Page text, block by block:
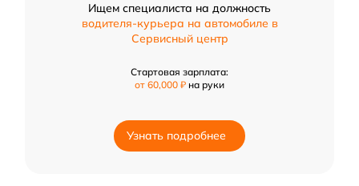
Ищем специалиста на должность
водителя-курьера на автомобиле в
Сервисный центр
Стартовая зарплата:
от 60,000 ₽ на руки
Узнать подробнее